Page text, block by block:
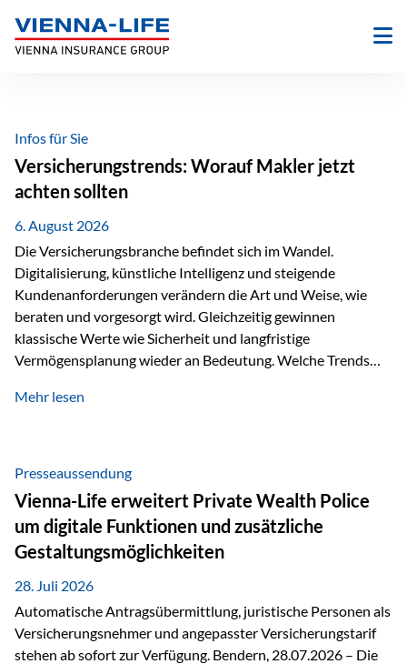
Inhalt
springen
Infos für Sie
Versicherungstrends: Worauf Makler jetzt
achten sollten
6. August 2026
Die Versicherungsbranche befindet sich im Wandel.
Digitalisierung, künstliche Intelligenz und steigende
Kundenanforderungen verändern die Art und Weise, wie
beraten und vorgesorgt wird. Gleichzeitig gewinnen
klassische Werte wie Sicherheit und langfristige
Vermögensplanung wieder an Bedeutung. Welche Trends
Blick behalten? Digitalisierung und KI verändern die
administrative Aufgaben, beschleunigen Abläufe und
schaffen mehr Zeit für das Wesentliche: die persönliche
Beratung. Gerade deshalb wird die individuelle Betreuung
zum entscheidenden Erfolgsfaktor. Technologie kann
unterstützen, Vertrauen entsteht jedoch weiterhin im
persönlichen Gespräch. Bei der Vienna-Life reagieren…
Mehr lesen
Presseaussendung
Vienna-Life erweitert Private Wealth Police
um digitale Funktionen und zusätzliche
Gestaltungsmöglichkeiten
28. Juli 2026
Automatische Antragsübermittlung, juristische Personen als
Versicherungsnehmer und angepasster Versicherungstarif
stehen ab sofort zur Verfügung. Bendern, 28.07.2026 – Die